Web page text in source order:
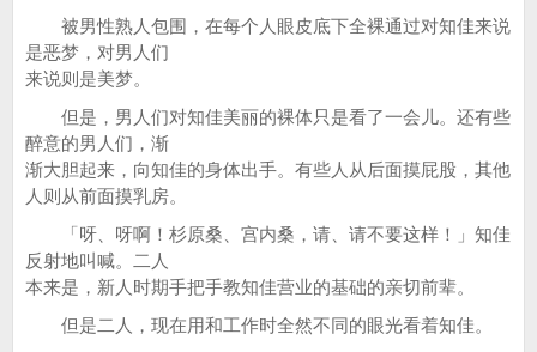
被男性熟人包围，在每个人眼皮底下全裸通过对知佳来说
是恶梦，对男人们
来说则是美梦。
但是，男人们对知佳美丽的裸体只是看了一会儿。还有些
醉意的男人们，渐
渐大胆起来，向知佳的身体出手。有些人从后面摸屁股，其他
人则从前面摸乳房。
「呀、呀啊！杉原桑、宫内桑，请、请不要这样！」知佳
反射地叫喊。二人
本来是，新人时期手把手教知佳营业的基础的亲切前辈。
但是二人，现在用和工作时全然不同的眼光看着知佳。